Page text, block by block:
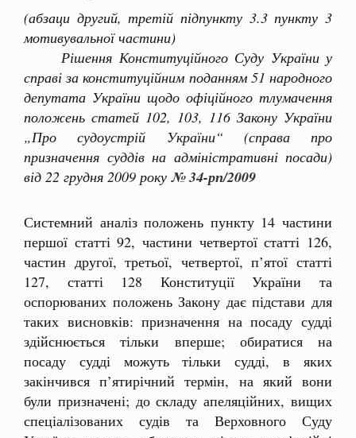
(абзаци другий, третій підпункту 3.3 пункту 3
мотивувальної частини)
Рішення Конституційного Суду України у
справі за конституційним поданням 51 народного
депутата України щодо офіційного тлумачення
положень статей 102, 103, 116 Закону України
„Про судоустрій України“ (справа про
призначення суддів на адміністративні посади)
від 22 грудня 2009 року № 34-рп/2009
Системний аналіз положень пункту 14 частини
першої статті 92, частини четвертої статті 126,
частин другої, третьої, четвертої, п’ятої статті
127, статті 128 Конституції України та
оспорюваних положень Закону дає підстави для
таких висновків: призначення на посаду судді
здійснюється тільки вперше; обиратися на
посаду судді можуть тільки судді, в яких
закінчився п’ятирічний термін, на який вони
були призначені; до складу апеляційних, вищих
спеціалізованих судів та Верховного Суду